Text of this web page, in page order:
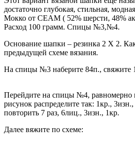
достаточно глубокая, стильная,
Мокко от CEAM ( 52% шерсти, 48%
Расход 100 грамм. Спицы №3,№4.
Основание шапки – резинка 2 Х 2. Как
предыдущей схеме вязания.
На спицы №3 наберите 84п., свяжите
Перейдите на спицы №4, равномерно
рисунок распределите так: 1кр.,
повторить 7 раз, 6лиц., 3изн., 1кр.
Далее вяжите по схеме: